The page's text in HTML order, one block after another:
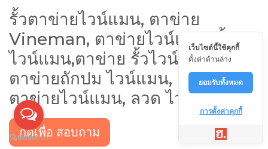
รั้วตาข่ายไวน์แมน, ตาข่าย
Vineman, ตาข่ายไวน์แมน, รั้ว
ไวน์แมน,ตาข่าย รั้วไวน์แมน,
ตาข่ายถักปม ไวน์แมน, ลวด
ตาข่ายไวน์แมน, ลวด ไวน์แมน
กดเพื่อ สอบถาม
เว็บไซต์นี้ใช้คุกกี้
ตั้งค่าด้านล่าง
ยอมรับทั้งหมด
การตั้งค่าคุกกี้